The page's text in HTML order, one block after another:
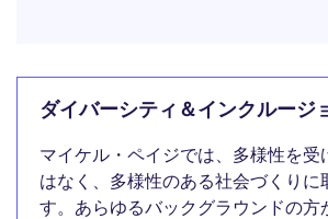
ダイバーシティ＆インクルージ
マイケル・ペイジでは、多様性を受
はなく、多様性のある社会づくりに
す。あらゆるバックグラウンドの方